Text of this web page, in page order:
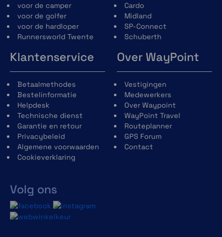
voor de camper
voor de golfer
voor de hardloper
Runnersworld Twente
Cardo
Midland
SP-Connect
Schuberth
Klantenservice
Betaalmethodes
Bestelinformatie
Helpdesk
Technische dienst
Garantie en retour
Privacybeleid
Algemene voorwaarden
Cookieverklaring
Volg ons
Over WayPoint
Vestigingen
Medewerkers
Over Waypoint
WayPoint Travel
Routeplanner
GPS Forum
Contact